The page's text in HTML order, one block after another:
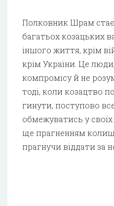
Полковник Шрам
багатьох козацьких
іншого життя, крім
крім України. Це
компромісу й не
тоді, коли козацтво
гинути, поступово
обмежуватись у
ще прагненням
прагнучи віддати за